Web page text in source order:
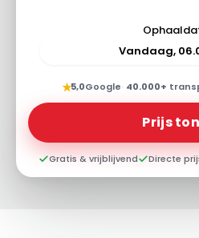
★5,0Google· 40.000+
Prijs
Gratis & vrijblijvend Directe